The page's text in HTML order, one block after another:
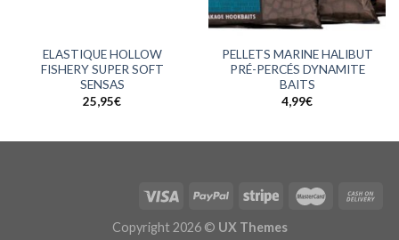
ELASTIQUE HOLLOW
FISHERY SUPER SOFT
SENSAS
25,95€
PELLETS MARINE HALIBUT
PRÉ-PERCÉS DYNAMITE
BAITS
4,99€
Copyright 2026 © UX Themes